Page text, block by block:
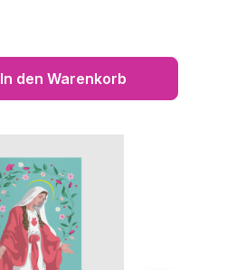
In den Warenkorb